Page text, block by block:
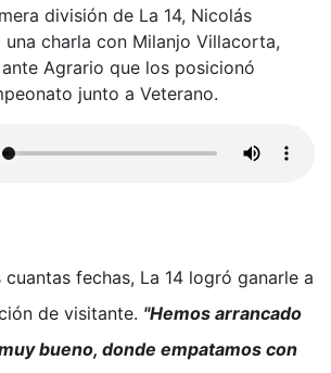
división de La 14, Nicolás
charla con Milanjo Villacorta,
Agrario que los posicionó
junto a Veterano.
cuantas fechas, La 14 logró ganarle a
de visitante. "Hemos arrancado
bueno, donde empatamos con